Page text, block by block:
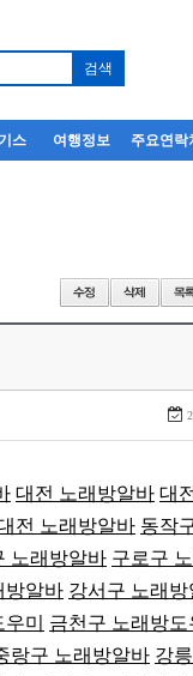
스 여행정보 주요연락
대전 노래방알바 대
전 노래방알바 동작
노래방알바 구로구
방알바 강서구 노래방
미 금천구 노래방도
랑구 노래방알바 강